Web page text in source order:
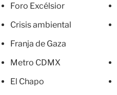
Foro Excélsior
Crisis ambiental
Franja de Gaza
Metro CDMX
El Chapo